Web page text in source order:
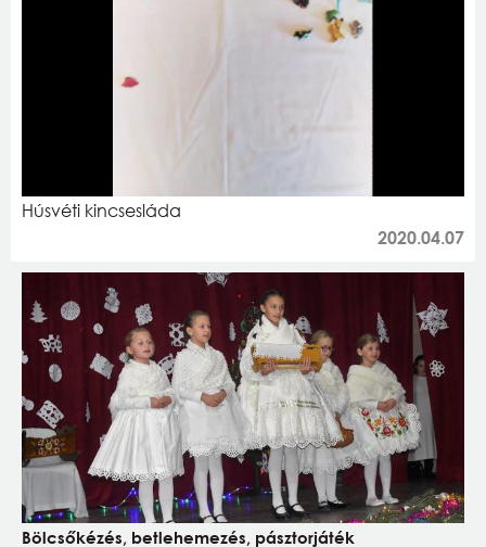
Húsvéti kincsesláda
2020.04.07
Bölcsőkézés, betlehemezés, pásztorjáték